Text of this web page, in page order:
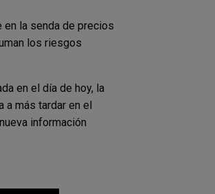
en la senda de precios
los riesgos
en el día de hoy, la
a más tardar en el
información